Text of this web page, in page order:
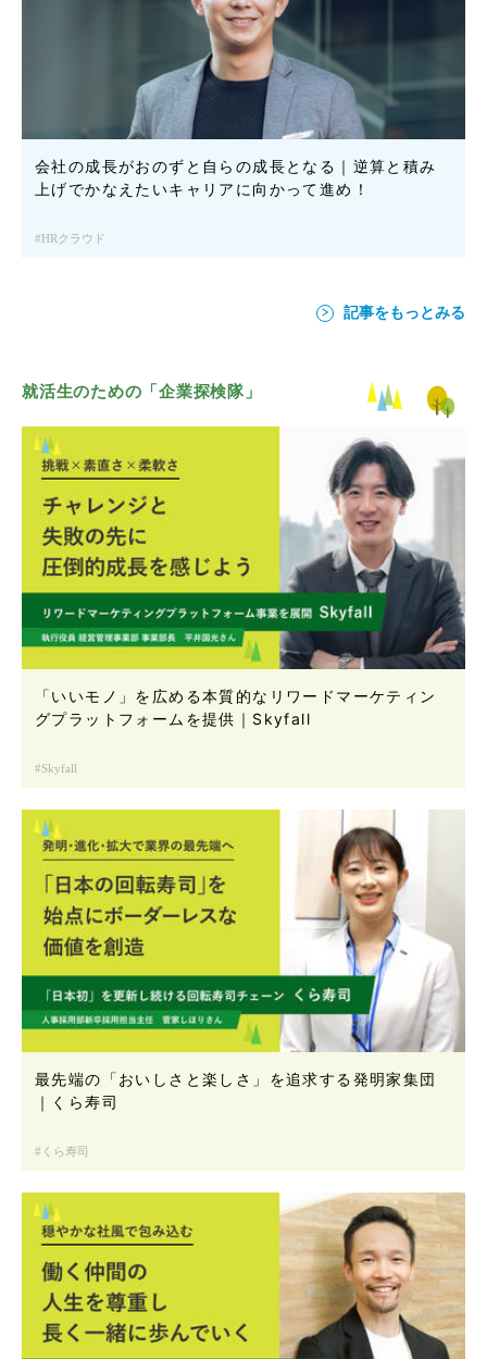
会社の成長がおのずと自らの成長となる｜逆算と積み
上げでかなえたいキャリアに向かって進め！
HRクラウド
記事をもっとみる
就活生のための「企業探検隊」
「いいモノ」を広める本質的なリワードマーケティン
グプラットフォームを提供｜Skyfall
Skyfall
最先端の「おいしさと楽しさ」を追求する発明家集団
｜くら寿司
くら寿司